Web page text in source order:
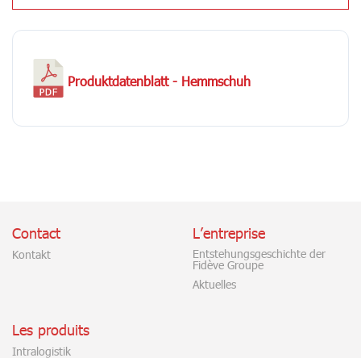
Produktdatenblatt - Hemmschuh
Contact
Kontakt
L’entreprise
Entstehungsgeschichte der
Fidève Groupe
Aktuelles
Les produits
Intralogistik